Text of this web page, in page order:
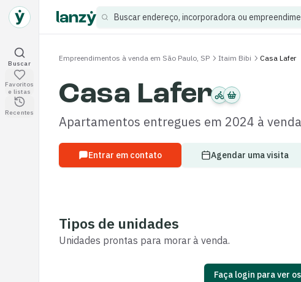
BuscarBuscar empreendimentos
Favoritos
e listas
Empreendimentos salvos
RecentesVisitados recentemente
Buscar endereço, incorporadora ou
Empreendimentos à venda em São Paulo, SP Itaim Bibi Casa Lafer
Casa Lafer
Apartamentos entregues em 2024 à venda
Entrar em contato Agendar uma visita
Tipos de unidades
Unidades prontas para morar à venda.
Faça login para ver